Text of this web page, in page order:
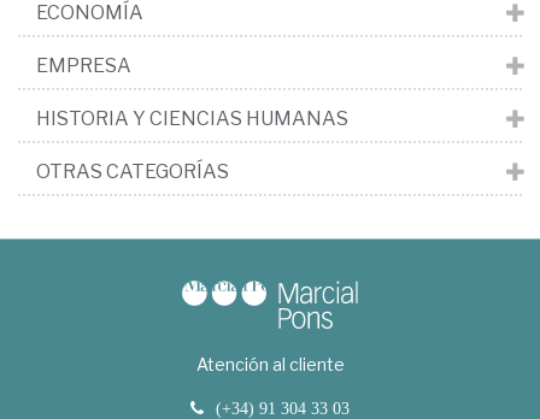
ECONOMÍA
EMPRESA
HISTORIA Y CIENCIAS HUMANAS
OTRAS CATEGORÍAS
Atención al cliente
(+34) 91 304 33 03